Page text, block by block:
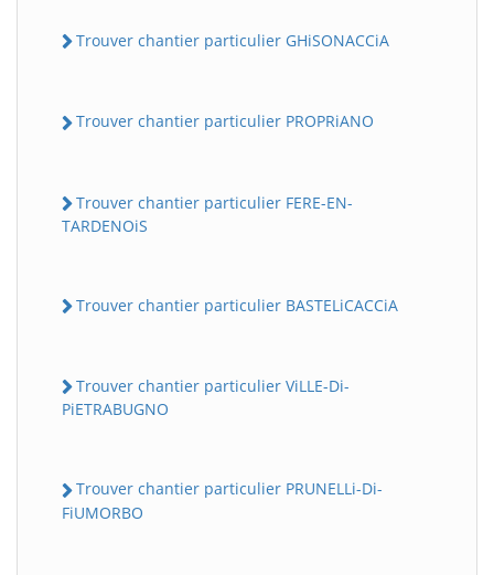
Trouver chantier particulier GHiSONACCiA
Trouver chantier particulier PROPRiANO
Trouver chantier particulier FERE-EN-
TARDENOiS
Trouver chantier particulier BASTELiCACCiA
Trouver chantier particulier ViLLE-Di-
PiETRABUGNO
Trouver chantier particulier PRUNELLi-Di-
FiUMORBO